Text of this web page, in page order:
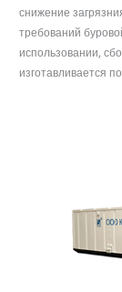
снижение
требований
использовании,
изготавливается